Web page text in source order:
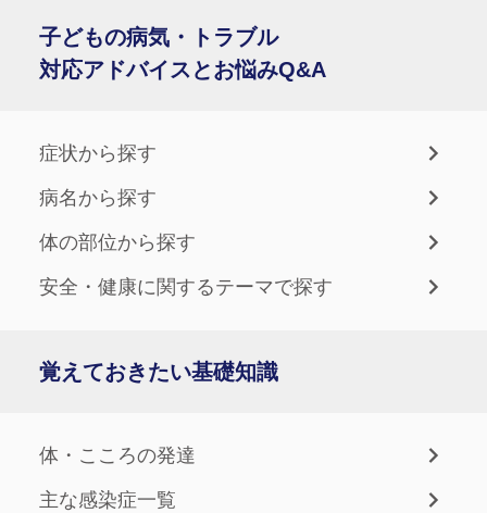
子どもの病気・トラブル
対応アドバイスとお悩みQ&A
症状から探す
病名から探す
体の部位から探す
安全・健康に関するテーマで探す
覚えておきたい基礎知識
体・こころの発達
主な感染症一覧